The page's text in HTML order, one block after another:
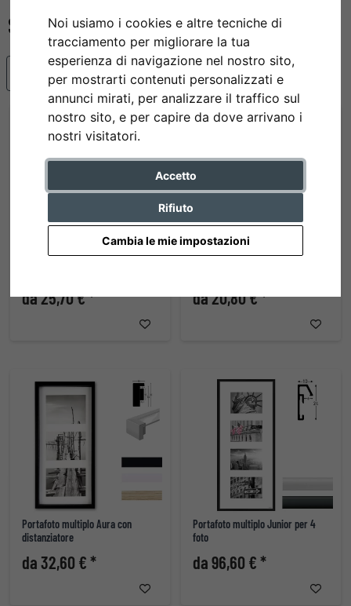
Noi usiamo i cookies e altre tecniche di
tracciamento per migliorare la tua
esperienza di navigazione nel nostro sito,
per mostrarti contenuti personalizzati e
annunci mirati, per analizzare il traffico sul
nostro sito, e per capire da dove arrivano i
nostri visitatori.
Accetto
Rifiuto
Cambia le mie impostazioni
Articoli più popolari
Portafoto multiplo Juliette per 4
da 25,70 € *
Cornice multipla Home per 3 foto
da 20,80 € *
Portafoto multiplo Aura con
distanziatore
da 32,60 € *
Portafoto multiplo Junior per 4
foto
da 96,60 € *